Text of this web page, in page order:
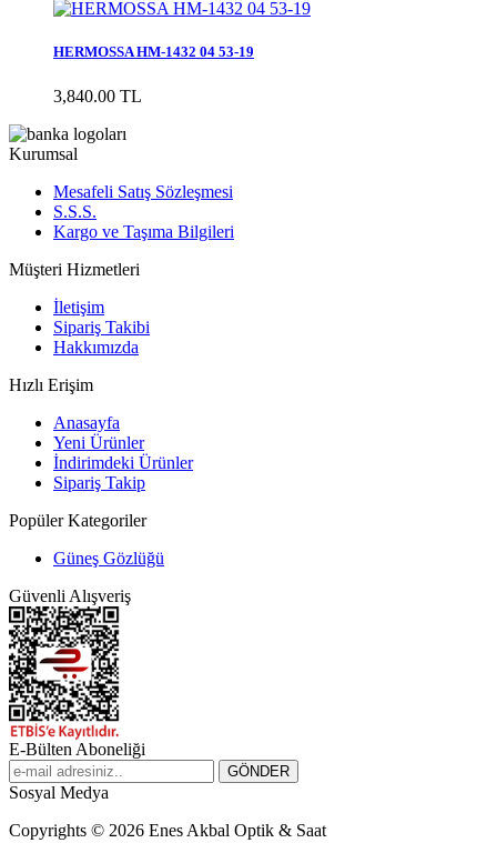
HERMOSSA HM-1432 04 53-19
3,840.00 TL
Kurumsal
Mesafeli Satış Sözleşmesi
S.S.S.
Kargo ve Taşıma Bilgileri
Müşteri Hizmetleri
İletişim
Sipariş Takibi
Hakkımızda
Hızlı Erişim
Anasayfa
Yeni Ürünler
İndirimdeki Ürünler
Sipariş Takip
Popüler Kategoriler
Güneş Gözlüğü
Güvenli Alışveriş
E-Bülten Aboneliği
Sosyal Medya
Copyrights © 2026 Enes Akbal Optik & Saat